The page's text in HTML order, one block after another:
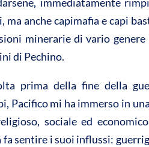
immediatamente
ma anche capimafia e capi
minerarie di vario
di Pechino.
prima della fine della
Pacifico mi ha immerso in
sociale ed
fa sentire i suoi influssi: